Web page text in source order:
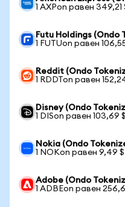
1 AXPon равен 349,21
Futu Holdings
1 FUTUon равен
Reddit (Ondo
1 RDDTon равен
Disney (Ondo
1 DISon равен 103,69 $
Nokia (Ondo
1 NOKon равен 9,49 $
Adobe (Ondo
1 ADBEon равен